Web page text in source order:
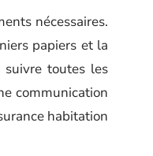
nécessaires.
papiers et la
toutes les
communication
habitation